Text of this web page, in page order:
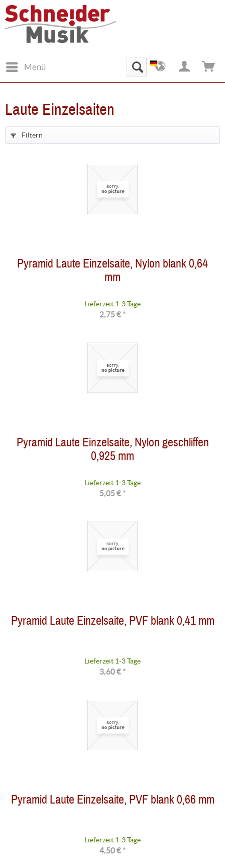
Menü
Laute Einzelsaiten
Filtern
Pyramid Laute Einzelsaite, Nylon blank 0,64
mm
Lieferzeit 1-3 Tage
2,75 € *
Pyramid Laute Einzelsaite, Nylon geschliffen
0,925 mm
Lieferzeit 1-3 Tage
5,05 € *
Pyramid Laute Einzelsaite, PVF blank 0,41 mm
Lieferzeit 1-3 Tage
3,60 € *
Pyramid Laute Einzelsaite, PVF blank 0,66 mm
Lieferzeit 1-3 Tage
4,50 € *